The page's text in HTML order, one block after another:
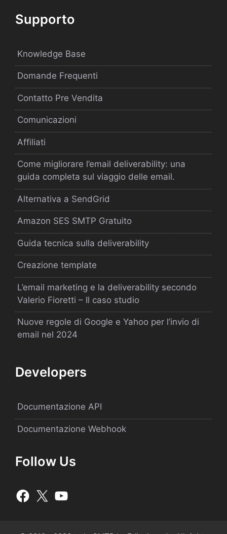
Supporto
Knowledge Base
Domande Frequenti
Contatto Pre Vendita
Comunicazioni
Affiliati
Come migliorare l’email deliverability: una
guida completa sul viaggio delle email.
Alternativa a SendGrid
Amazon SES SMTP Gratuito
Guida tecnica sulla deliverability
Creazione template
L’email marketing e la deliverability secondo
Valerio Fioretti – Il caso studio
Nuove regole di Google e Yahoo per l’invio di
email nel 2024
Developers
Documentazione API
Documentazione Webhook
Follow Us